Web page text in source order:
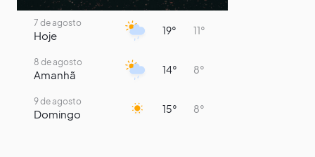
7 de agosto
Hoje 19° 11°
8 de agosto
Amanhã 14° 8°
9 de agosto
Domingo 15° 8°